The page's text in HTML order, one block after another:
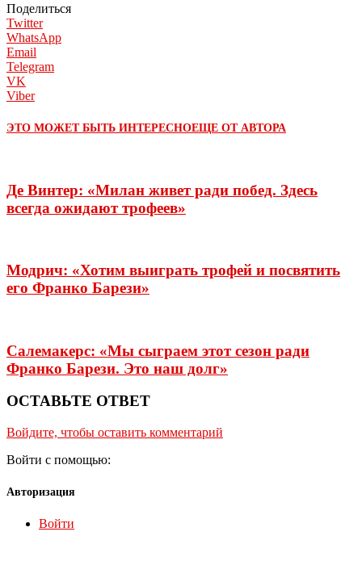
Поделиться
Twitter
WhatsApp
Email
Telegram
VK
Viber
ЭТО МОЖЕТ БЫТЬ ИНТЕРЕСНОЕЩЕ ОТ АВТОРА
Де Винтер: «Милан живет ради побед. Здесь
всегда ожидают трофеев»
Модрич: «Хотим выиграть трофей и посвятить
его Франко Барези»
Салемакерс: «Мы сыграем этот сезон ради
Франко Барези. Это наш долг»
ОСТАВЬТЕ ОТВЕТ
Войдите, чтобы оставить комментарий
Войти с помощью:
Авторизация
Войти